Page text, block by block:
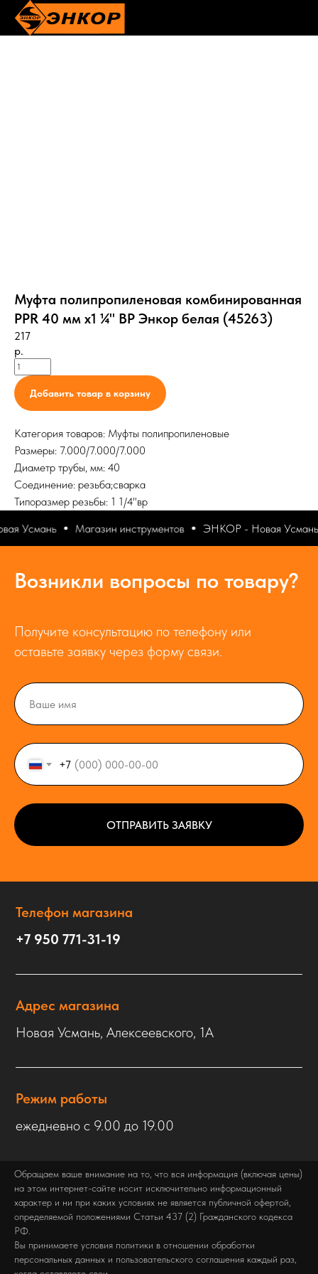
Муфта полипропиленовая комбинированная
PPR 40 мм х1 ¼" ВР Энкор белая (45263)
217
р.
Добавить товар в корзину
Категория товаров: Муфты полипропиленовые
Размеры: 7.000/7.000/7.000
Диаметр трубы, мм: 40
Соединение: резьба;сварка
Типоразмер резьбы: 1 1/4"вр
Усмань
Магазин инструментов ЭНКОР - Новая Усмань
Возникли вопросы по товару?
Получите консультацию по телефону или
оставьте заявку через форму связи.
+7
ОТПРАВИТЬ ЗАЯВКУ
Телефон магазина
+7 950 771-31-19
Адрес магазина
Новая Усмань, Алексеевского, 1А
Режим работы
ежедневно с 9.00 до 19.00
Обращаем ваше внимание на то, что вся информация (включая цены)
на этом интернет-сайте носит исключительно информационный
характер и ни при каких условиях не является публичной офертой,
определяемой положениями Статьи 437 (2) Гражданского кодекса
РФ.
Вы принимаете условия политики в отношении обработки
персональных данных и пользовательского соглашения каждый раз,